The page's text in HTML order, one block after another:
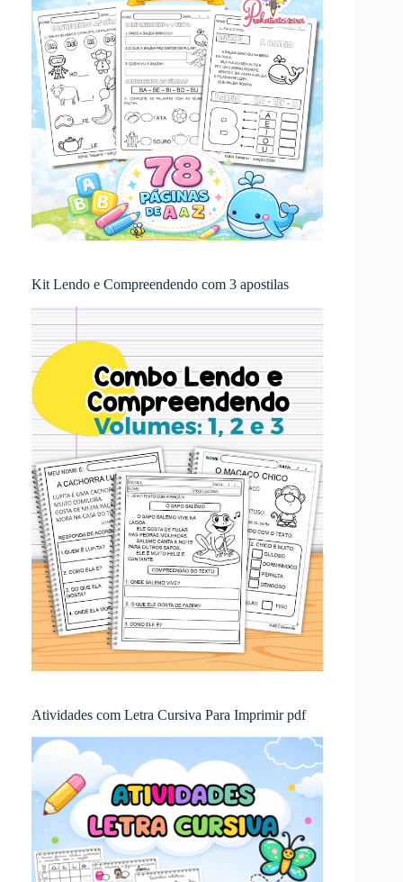
Kit Lendo e Compreendendo com 3 apostilas
Atividades com Letra Cursiva Para Imprimir pdf